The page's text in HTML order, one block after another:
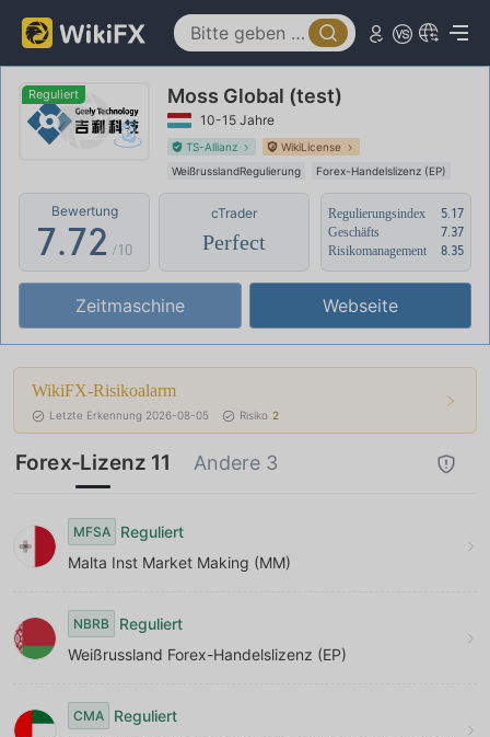
Reguliert Moss Global (test)
10-15 Jahre
TS-Allianz
WikiLicense
WeißrusslandRegulierung
Forex-Handelslizenz (EP)
cTrader
Geschäftsregion verdächtig
Vereinigtes Königreich Forex-Ausführung (STP)
Widerrufen
Mittleres potenzielles Risiko Offshore-Regulierung
Bewertung
2
3
4
5
6
7
8
9
.
2
3
4
6
7
8
9
1
2
3
4
5
6
7
8
9
/10
cTrader
Perfect
Regulierungsindex
5.17
Geschäfts
7.37
Risikomanagement
8.35
Zeitmaschine Webseite
WikiFX-Risikoalarm
Letzte Erkennung 2026-08-05 Risiko 2
Forex-Lizenz 11 Andere 3
MFSA
Reguliert
Malta Inst Market Making (MM)
NBRB
Reguliert
Weißrussland Forex-Handelslizenz (EP)
CMA Reguliert